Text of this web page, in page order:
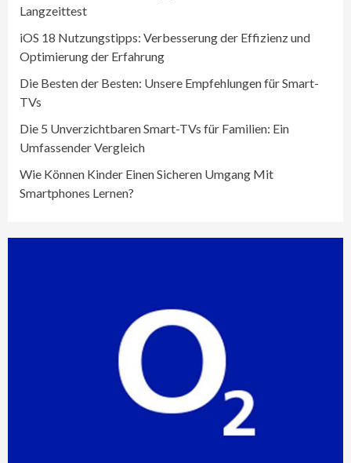
Langzeittest
iOS 18 Nutzungstipps: Verbesserung der Effizienz und
Optimierung der Erfahrung
Die Besten der Besten: Unsere Empfehlungen für Smart-
TVs
Die 5 Unverzichtbaren Smart-TVs für Familien: Ein
Umfassender Vergleich
Wie Können Kinder Einen Sicheren Umgang Mit
Smartphones Lernen?